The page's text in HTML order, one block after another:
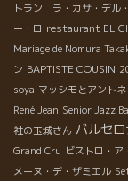
トラン ラ・カサ・デル
ー・ロ restaurant EL
Mariage de Nomura
ン BAPTISTE COUSIN
soya マッシモとアント
René Jean Senior Jazz
社の玉城さん バルセロ
Grand Cru ビストロ・ア
メーヌ・デ・ザミエル